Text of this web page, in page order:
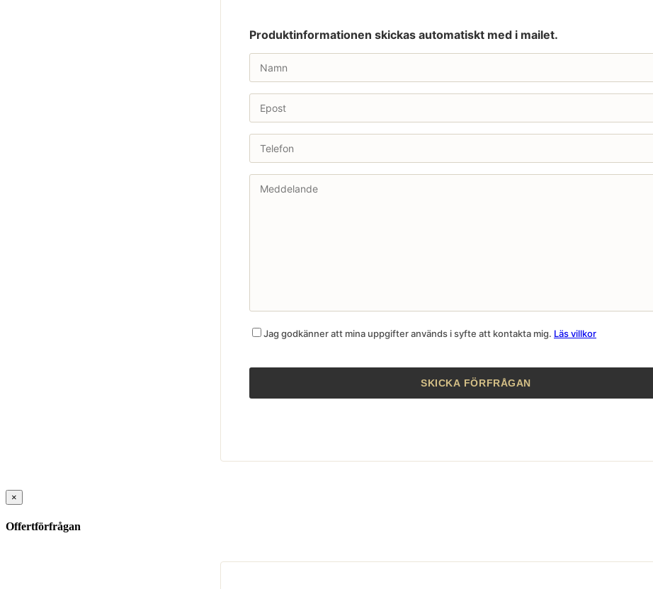
Produktinformationen skickas automatiskt med i mailet.
Jag godkänner att mina uppgifter används i syfte att kontakta mig. Läs villkor
×
Offertförfrågan